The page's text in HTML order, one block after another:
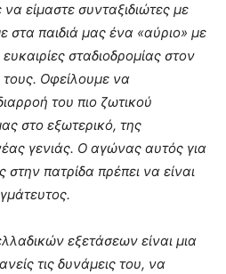
είμαστε συνταξιδιώτες με
στα παιδιά μας ένα «αύριο» με
σταδιοδρομίας στον
τους. Οφείλουμε να
του πιο ζωτικού
στο εξωτερικό, της
γενιάς. Ο αγώνας αυτός για
στην πατρίδα πρέπει να είναι
εξετάσεων είναι μια
τις δυνάμεις του, να